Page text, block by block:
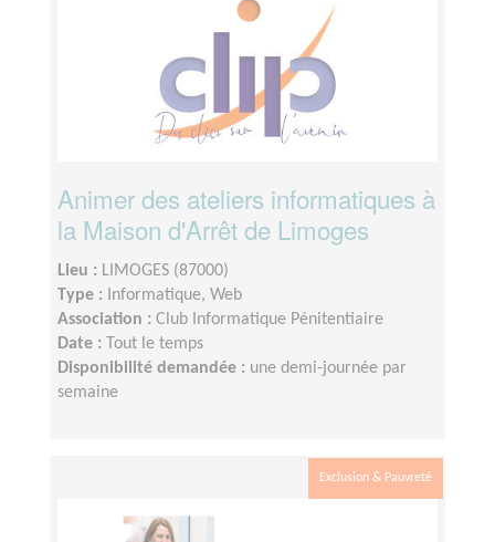
Animer des ateliers informatiques à
la Maison d'Arrêt de Limoges
Lieu : LIMOGES (87000)
Type :
Informatique, Web
Association : Club Informatique Pénitentiaire
Date :
Tout le temps
Disponibilité demandée : une demi-journée par
semaine
Exclusion & Pauvreté